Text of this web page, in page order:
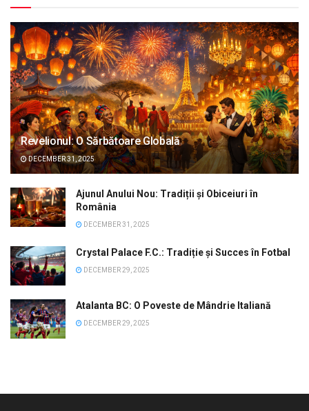
Revelionul: O Sărbătoare Globală
DECEMBER 31, 2025
Ajunul Anului Nou: Tradiții și Obiceiuri în
România
DECEMBER 31, 2025
Crystal Palace F.C.: Tradiție și Succes în Fotbal
DECEMBER 29, 2025
Atalanta BC: O Poveste de Mândrie Italiană
DECEMBER 29, 2025